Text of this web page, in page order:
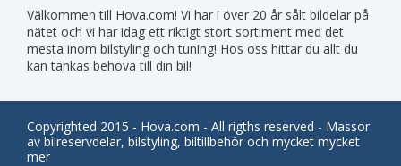
Välkommen till Hova.com! Vi har i över 20 år sålt bildelar på
nätet och vi har idag ett riktigt stort sortiment med det
mesta inom bilstyling och tuning! Hos oss hittar du allt du
kan tänkas behöva till din bil!
Copyrighted 2015 - Hova.com - All rigths reserved - Massor
av bilreservdelar, bilstyling, biltillbehör och mycket mycket
mer